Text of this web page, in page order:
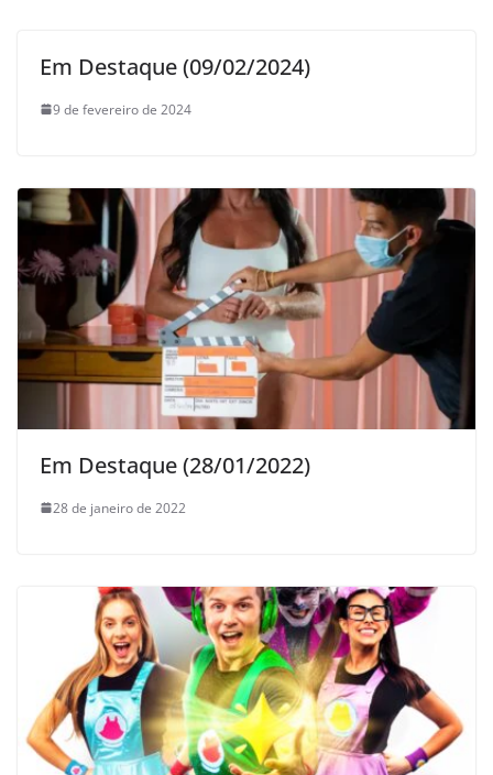
Em Destaque (09/02/2024)
9 de fevereiro de 2024
Em Destaque (28/01/2022)
28 de janeiro de 2022